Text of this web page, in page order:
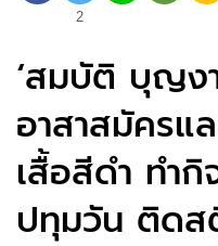
2
‘สมบัติ บุญง
อาสาสมัครแ
เสื้อสีดำ ทำ
ปทุมวัน ติดส